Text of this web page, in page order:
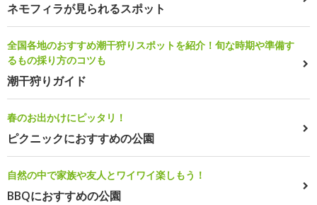
ネモフィラが見られるスポット
全国各地のおすすめ潮干狩りスポットを紹介！旬な時期や準備す
るもの採り方のコツも
潮干狩りガイド
春のお出かけにピッタリ！
ピクニックにおすすめの公園
自然の中で家族や友人とワイワイ楽しもう！
BBQにおすすめの公園